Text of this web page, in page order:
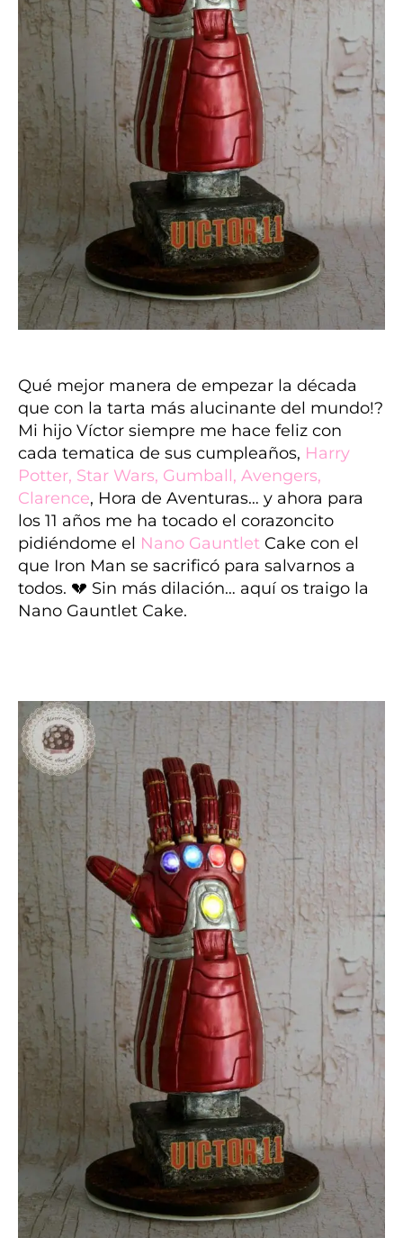
Qué mejor manera de empezar la década
que con la tarta más alucinante del mundo!?
Mi hijo Víctor siempre me hace feliz con
cada tematica de sus cumpleaños, Harry
Potter, Star Wars, Gumball, Avengers,
Clarence, Hora de Aventuras… y ahora para
los 11 años me ha tocado el corazoncito
pidiéndome el Nano Gauntlet Cake con el
que Iron Man se sacrificó para salvarnos a
todos. 💔 Sin más dilación… aquí os traigo la
Nano Gauntlet Cake.